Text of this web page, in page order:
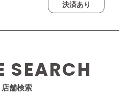
決済あり
SEARCH
店舗検索